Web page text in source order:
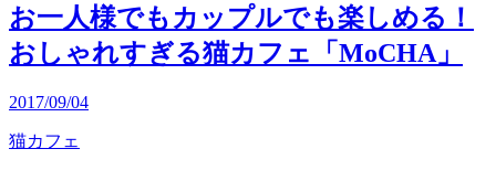
お一人様でもカップルでも楽しめる！
おしゃれすぎる猫カフェ「MoCHA」
2017/09/04
猫カフェ